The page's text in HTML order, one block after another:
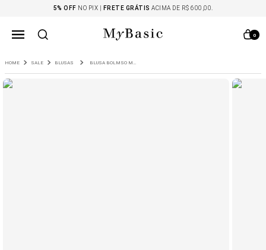
5% OFF NO PIX | FRETE GRÁTIS ACIMA DE R$ 600,00.
0
SALE BLUSAS BLUSA BOLMSO MARINHO